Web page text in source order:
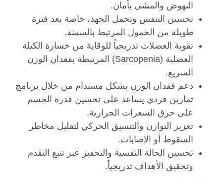
النهوض والمشي بأمان.
تحسين التنفس وتحمل الجهد، خاصة بعد فترة
طويلة من الخمول المرتبط بالسمنة.
تقوية العضلات تدريجياً للوقاية من خسارة الكتلة
العضلية (Sarcopenia) المرتبطة بفقدان الوزن
السريع.
دعم فقدان الوزن بشكل مستدام من خلال برنامج
تمارين فردي يساعد على تحسين قدرة الجسم
على حرق السعرات الحرارية.
تعزيز التوازن والتنسيق الحركي لتقليل مخاطر
السقوط أو الإصابات.
تحسين الحالة النفسية والتحفيز عبر تتبع التقدم
وتحقيق الأهداف تدريجياً.